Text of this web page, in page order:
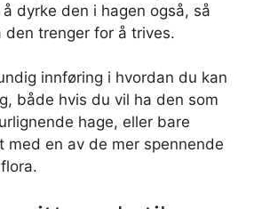
dyrke den i hagen også, så
den trenger for å trives.
innføring i hvordan du kan
både hvis du vil ha den som
hage, eller bare
med en av de mer spennende